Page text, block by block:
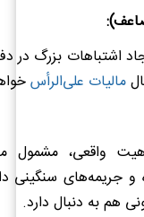
اشتباهات بزرگ در
مالیات علی‌الرأس
جریمه‌های سنگینی
هم به دنبال دارد.